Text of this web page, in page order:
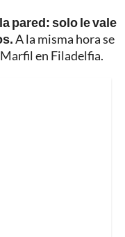
pared: solo le vale
A la misma hora se
en Filadelfia.